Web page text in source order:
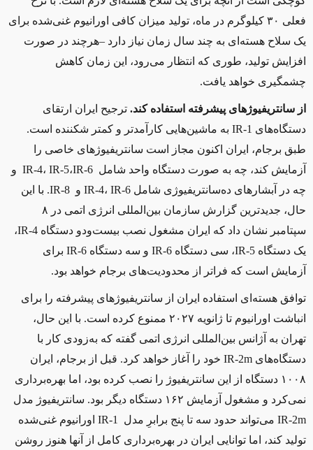
فعلی ۳۰ کیلوگرم در ماه، تولید میزان کافی اورانیوم غنی‌شده برای
یک سلاح هسته‌ای به چند سال زمان نیاز دارد –هرچند در صورت
افزایش تولید، طوری که انتظار می‌رود، این زمان کاهش
چشمگیری خواهد یافت.
از سانتریفیوژهای پیشرفته استفاده کند. ترجیح ایران ارتقای
دستگاه‌های
به ماشین‌هایی کارآمدتر و کمتر شکننده است.
طبق برجام، ایران اکنون مجاز است سانتریفیوژهای خاصی را
آزمایش کند، چه به صورت دستگاه واحد شامل
، IR-5،IR-6
و
چه در آبشارهای ده‌سانتریفیوژی شامل
IR-4، IR-6 و
. با این
حال، جدیدترین گزارش سازمان بین‌المللی انرژی اتمی در ۸
سپتامبر نشان داد که ایران مشغول نصب بیست‌ودو دستگاه IR-4،
یک دستگاه IR-5، سی دستگاه و سه دستگاه
برای
آزمایش است که فراتر از محدودیت‌های برجام خواهد بود.
توافق هسته‌ای استفاده ایران از سانتریفیوژهای پیشرفته را برای
انباشت اورانیوم تا ژانویه ۲۰۲۷ ممنوع کرده است. با این حال،
تهران به آژانس بین‌المللی انرژی اتمی گفته که به‌زودی کار با
دستگاه‌های
خود را آغاز خواهد کرد. قبل از برجام، ایران
۱۰۰۸ دستگاه از این سانتریفیوژ را نصب کرده بود، اما بهره‌برداری
نمی‌کرد و مشغول آزمایش ۱۶۲ دستگاه دیگر بود. سانتریفیوژ مدل
IR-2m می‌تواند حدود سه تا پنج برابرِ مدل IR-1 اورانیوم غنی‌شده
تولید کند، اما توانایی ایران در بهره‌برداری کامل از آنها هنوز روشن